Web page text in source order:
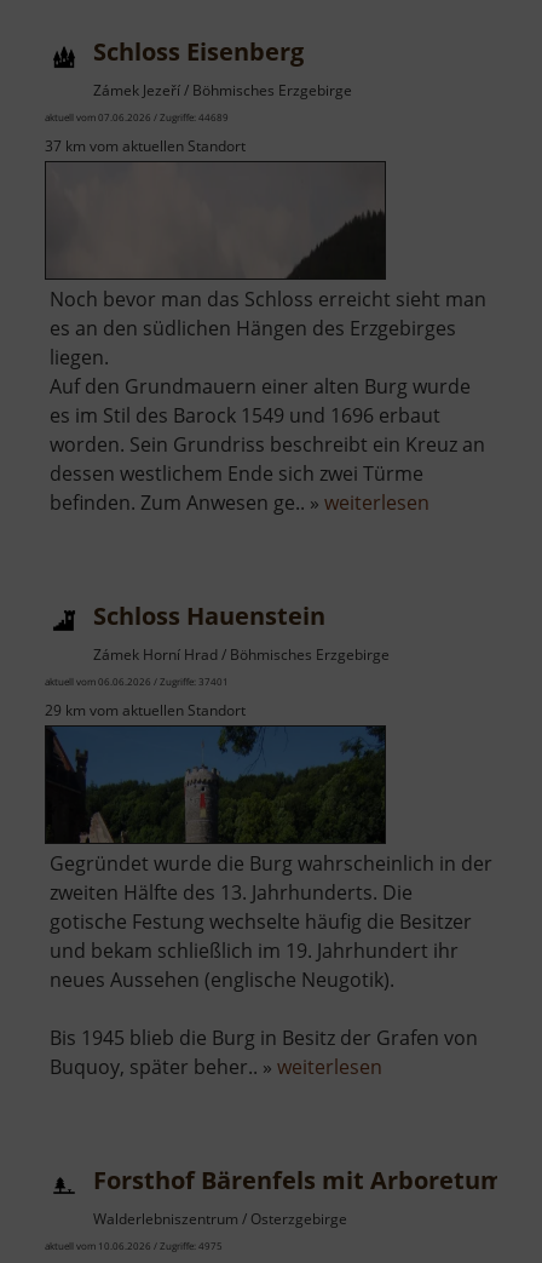
Schloss Eisenberg
Zámek Jezeří / Böhmisches Erzgebirge
aktuell vom 07.06.2026 / Zugriffe: 44689
37 km vom aktuellen Standort
Noch bevor man das Schloss erreicht sieht man
es an den südlichen Hängen des Erzgebirges
liegen.
Auf den Grundmauern einer alten Burg wurde
es im Stil des Barock 1549 und 1696 erbaut
worden. Sein Grundriss beschreibt ein Kreuz an
dessen westlichem Ende sich zwei Türme
befinden. Zum Anwesen ge.. » weiterlesen
Schloss Hauenstein
Zámek Horní Hrad / Böhmisches Erzgebirge
aktuell vom 06.06.2026 / Zugriffe: 37401
29 km vom aktuellen Standort
Gegründet wurde die Burg wahrscheinlich in der
zweiten Hälfte des 13. Jahrhunderts. Die
gotische Festung wechselte häufig die Besitzer
und bekam schließlich im 19. Jahrhundert ihr
neues Aussehen (englische Neugotik).
Bis 1945 blieb die Burg in Besitz der Grafen von
Buquoy, später beher.. » weiterlesen
Forsthof Bärenfels mit Arboretum
Walderlebniszentrum / Osterzgebirge
aktuell vom 10.06.2026 / Zugriffe: 4975